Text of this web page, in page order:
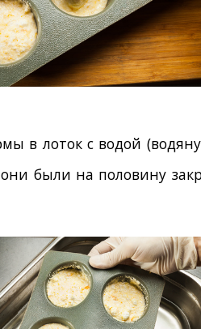
в лоток с водой
были на половину